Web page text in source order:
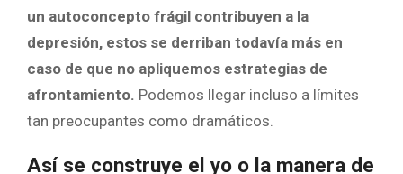
un autoconcepto frágil contribuyen a la
depresión, estos se derriban todavía más en
caso de que no apliquemos estrategias de
afrontamiento. Podemos llegar incluso a límites
tan preocupantes como dramáticos.
Así se construye el yo o la manera de